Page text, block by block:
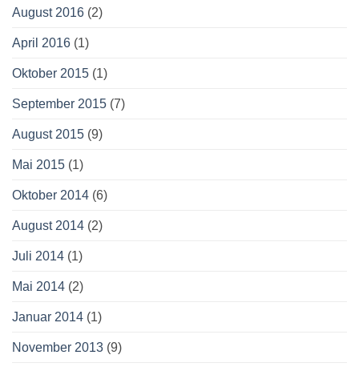
August 2016 (2)
April 2016 (1)
Oktober 2015 (1)
September 2015 (7)
August 2015 (9)
Mai 2015 (1)
Oktober 2014 (6)
August 2014 (2)
Juli 2014 (1)
Mai 2014 (2)
Januar 2014 (1)
November 2013 (9)